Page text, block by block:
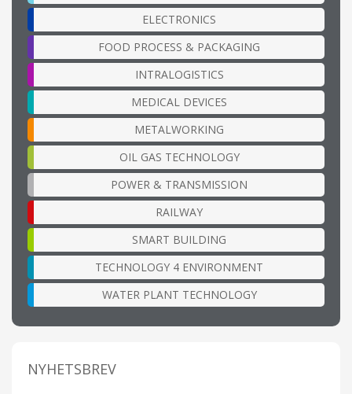
ELECTRONICS
FOOD PROCESS & PACKAGING
INTRALOGISTICS
MEDICAL DEVICES
METALWORKING
OIL GAS TECHNOLOGY
POWER & TRANSMISSION
RAILWAY
SMART BUILDING
TECHNOLOGY 4 ENVIRONMENT
WATER PLANT TECHNOLOGY
NYHETSBREV